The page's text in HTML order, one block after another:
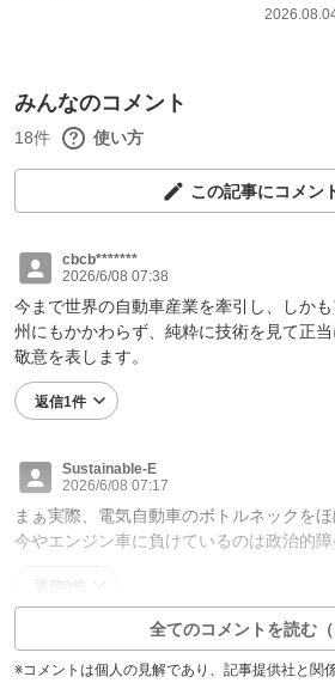
みんなのコメント
18件 使い方
この記事にコメン
cbcb*******
2026/6/08 07:38
今まで世界の自動車産業を牽引し、しか
州にもかかわらず、純粋に技術を見て正
敬意を表します。
返信1件
Sustainable-E
2026/6/08 07:17
まぁ実際、電気自動車のボトルネックをほ
今やエンジン車に負けているのは政治的障
全てのコメントを読む（
※コメントは個人の見解であり、記事提供社と関